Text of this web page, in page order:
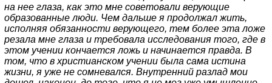
на нее глаза, как это мне советовали верующие
образованные люди. Чем дальше я продолжал жить,
исполняя обязанности верующего, тем более эта ложе
резала мне глаза и требовала исследования того, где в
этом учении кончается ложь и начинается правда. В
том, что в христианском учении была сама истина
жизни, я уже не сомневался. Внутренний разлад мои